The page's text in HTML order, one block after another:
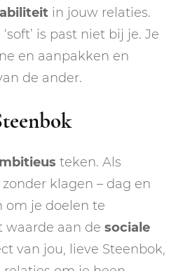
in jouw relaties.
is past niet bij je. Je
en aanpakken en
de ander.
teken. Als
klagen – dag en
om je doelen te
waarde aan de sociale
van jou, lieve Steenbok,